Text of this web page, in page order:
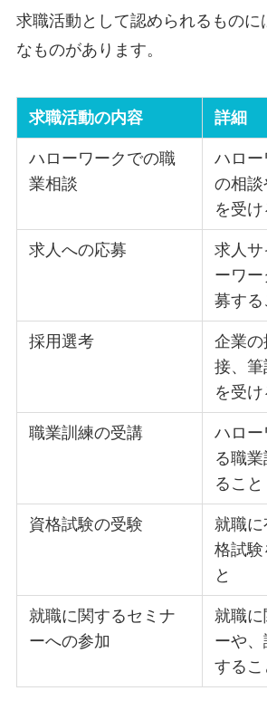
求職活動として認められるものに
なものがあります。
求職活動の内容 詳細
ハローワークでの職
業相談
ハロ
の相
を受け
求人への応募
求人サ
ーワ
募する
採用選考
企業の
接、筆
を受け
職業訓練の受講
ハロ
る職
ること
資格試験の受験
就職
格試験
と
就職に関するセミナ
ーへの参加
就職
ーや
するこ